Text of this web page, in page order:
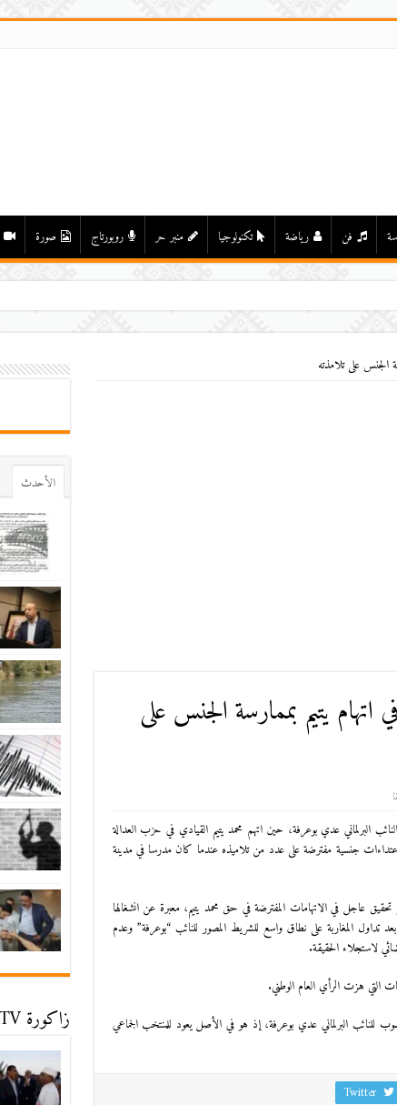
فن رياضة تكنولوجيا منبر حر روبورتاج صورة
الجنس على تلامذته
يتيم بممارسة الجنس على
البرلماني عدي بوعرفة، حين اتهم محمد يتيم القيادي في حزب العدالة
اعتداءات جنسية مفترضة على عدد من تلاميذه عندما كان مدرسا في مدينة
عاجل في الاتهامات المفترضة في حق محمد يتيم، معبرة عن انشغالها
المغاربة على نطاق واسع للشريط المصور للنائب “بوعرفة” وعدم
لاستجلاء الحقيقة.
التي هزت الرأي العام الوطني.
البرلماني عدي بوعرفة، إذ هو في الأصل يعود للمنتخب الجماعي
Twitter
اﻷحدث
زاكورة TV